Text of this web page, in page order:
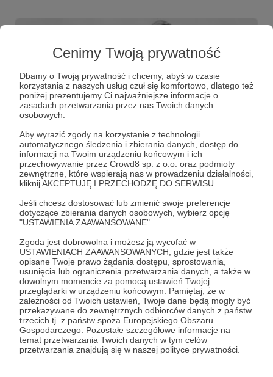
Cenimy Twoją prywatność
Dbamy o Twoją prywatność i chcemy, abyś w czasie
korzystania z naszych usług czuł się komfortowo, dlatego też
poniżej prezentujemy Ci najważniejsze informacje o
zasadach przetwarzania przez nas Twoich danych
osobowych.
Aby wyrazić zgody na korzystanie z technologii
automatycznego śledzenia i zbierania danych, dostęp do
informacji na Twoim urządzeniu końcowym i ich
przechowywanie przez Crowd8 sp. z o.o. oraz podmioty
zewnętrzne, które wspierają nas w prowadzeniu działalności,
kliknij AKCEPTUJĘ I PRZECHODZĘ DO SERWISU.
Jeśli chcesz dostosować lub zmienić swoje preferencje
dotyczące zbierania danych osobowych, wybierz opcję
"USTAWIENIA ZAAWANSOWANE".
Zgoda jest dobrowolna i możesz ją wycofać w
USTAWIENIACH ZAAWANSOWANYCH, gdzie jest także
opisane Twoje prawo żądania dostępu, sprostowania,
usunięcia lub ograniczenia przetwarzania danych, a także w
dowolnym momencie za pomocą ustawień Twojej
przeglądarki w urządzeniu końcowym. Pamiętaj, że w
zależności od Twoich ustawień, Twoje dane będą mogły być
przekazywane do zewnętrznych odbiorców danych z państw
trzecich tj. z państw spoza Europejskiego Obszaru
Gospodarczego. Pozostałe szczegółowe informacje na
temat przetwarzania Twoich danych w tym celów
przetwarzania znajdują się w naszej polityce prywatności.
16.05.2026 Brak komentarzy
#135 KCW - Jak nienawiść i pogarda
doprowadziły do zamachu majowego
100. rocznica wydarzenia, które było konsekwencją
niezdrowej rywalizacji, wzajemnej niechęci, plotek,
fałszywych oskarżeń. Osiem lat po odzyskaniu
warszawskiej w wojnie polsko-bolszewickiej.